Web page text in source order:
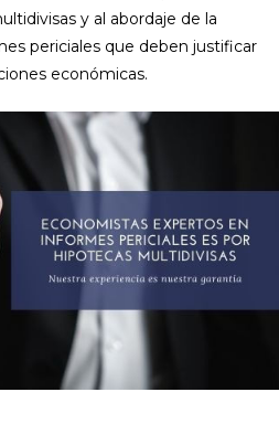
y al abordaje de la
periciales que deben justificar
económicas.